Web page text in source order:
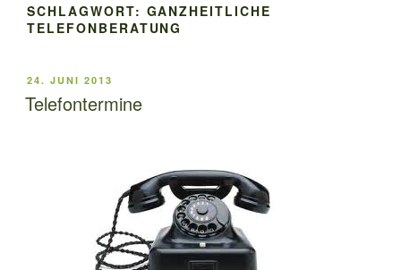
SCHLAGWORT: GANZHEITLICHE
TELEFONBERATUNG
VERÖFFENTLICHT
AM
24. JUNI 2013
Telefontermine